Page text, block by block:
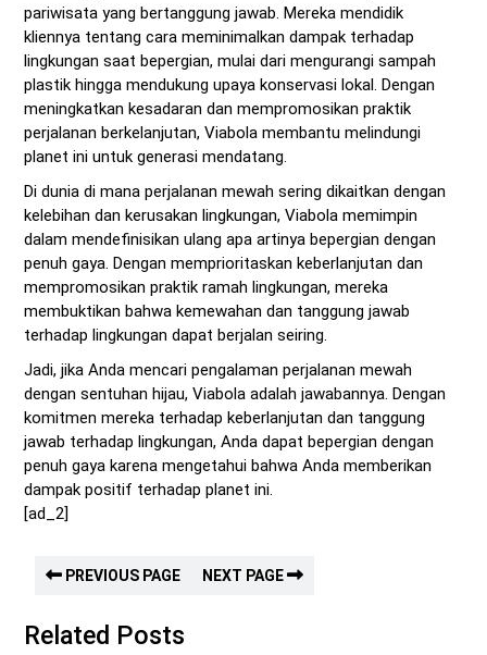
pariwisata yang bertanggung jawab. Mereka mendidik
kliennya tentang cara meminimalkan dampak terhadap
lingkungan saat bepergian, mulai dari mengurangi sampah
plastik hingga mendukung upaya konservasi lokal. Dengan
meningkatkan kesadaran dan mempromosikan praktik
perjalanan berkelanjutan, Viabola membantu melindungi
planet ini untuk generasi mendatang.
Di dunia di mana perjalanan mewah sering dikaitkan dengan
kelebihan dan kerusakan lingkungan, Viabola memimpin
dalam mendefinisikan ulang apa artinya bepergian dengan
penuh gaya. Dengan memprioritaskan keberlanjutan dan
mempromosikan praktik ramah lingkungan, mereka
membuktikan bahwa kemewahan dan tanggung jawab
terhadap lingkungan dapat berjalan seiring.
Jadi, jika Anda mencari pengalaman perjalanan mewah
dengan sentuhan hijau, Viabola adalah jawabannya. Dengan
komitmen mereka terhadap keberlanjutan dan tanggung
jawab terhadap lingkungan, Anda dapat bepergian dengan
penuh gaya karena mengetahui bahwa Anda memberikan
dampak positif terhadap planet ini.
[ad_2]
PREVIOUS PAGE NEXT PAGE
Related Posts